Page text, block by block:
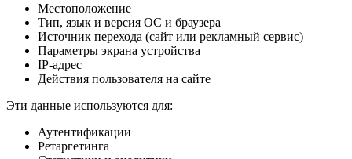
Местоположение
Тип, язык и версия ОС и браузера
Источник перехода (сайт или рекламный сервис)
Параметры экрана устройства
IP-адрес
Действия пользователя на сайте
Эти данные используются для:
Аутентификации
Ретаргетинга